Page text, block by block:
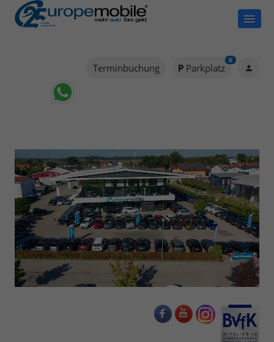
Terminbuchung Parkplatz
0